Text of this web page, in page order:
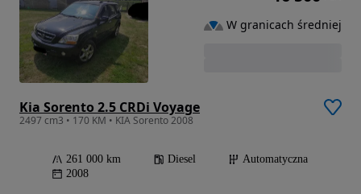
Kia Sorento 2.5 CRDi Voyage
2497 cm3 • 170 KM • KIA Sorento 2008
261 000 km Diesel
Automatyczna
2008
W granicach średniej